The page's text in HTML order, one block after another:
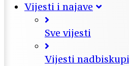
Vijesti i najave
Sve vijesti
Vijesti